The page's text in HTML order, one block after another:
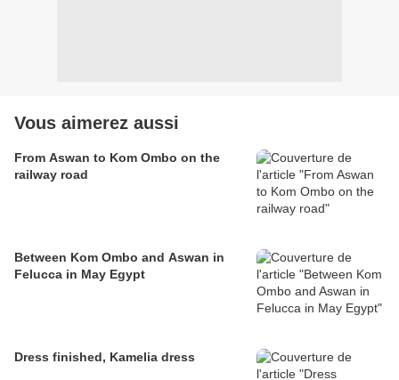
Vous aimerez aussi
From Aswan to Kom Ombo on the
railway road
Between Kom Ombo and Aswan in
Felucca in May Egypt
Dress finished, Kamelia dress